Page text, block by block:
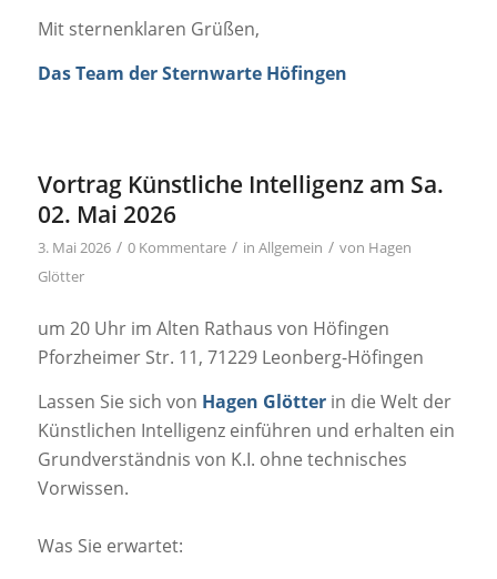
Mit sternenklaren Grüßen,
Das Team der Sternwarte Höfingen
Vortrag Künstliche Intelligenz am Sa.
02. Mai 2026
3. Mai 2026 / 0 Kommentare / in Allgemein / von Hagen
Glötter
um 20 Uhr im Alten Rathaus von Höfingen
Pforzheimer Str. 11, 71229 Leonberg-Höfingen
Lassen Sie sich von Hagen Glötterin die Welt der
Künstlichen Intelligenz einführen und erhalten ein
Grundverständnis von K.I. ohne technisches
Vorwissen.
Was Sie erwartet: